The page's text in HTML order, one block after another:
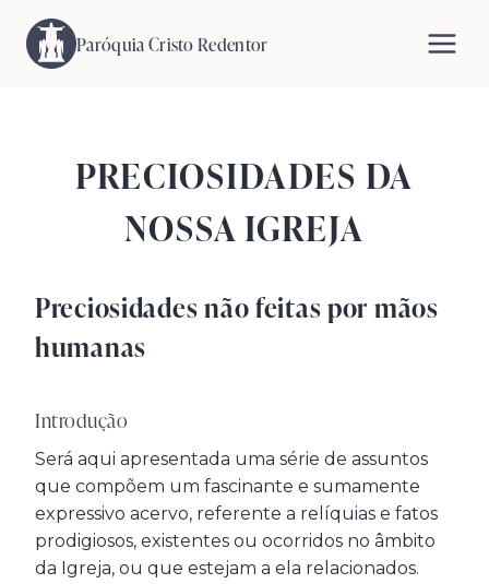
para
Paróquia Cristo Redentor
PRECIOSIDADES DA
NOSSA IGREJA
Preciosidades não feitas por mãos
humanas
Introdução
Será aqui apresentada uma série de assuntos
que compõem um fascinante e sumamente
expressivo acervo, referente a relíquias e fatos
prodigiosos, existentes ou ocorridos no âmbito
da Igreja, ou que estejam a ela relacionados.